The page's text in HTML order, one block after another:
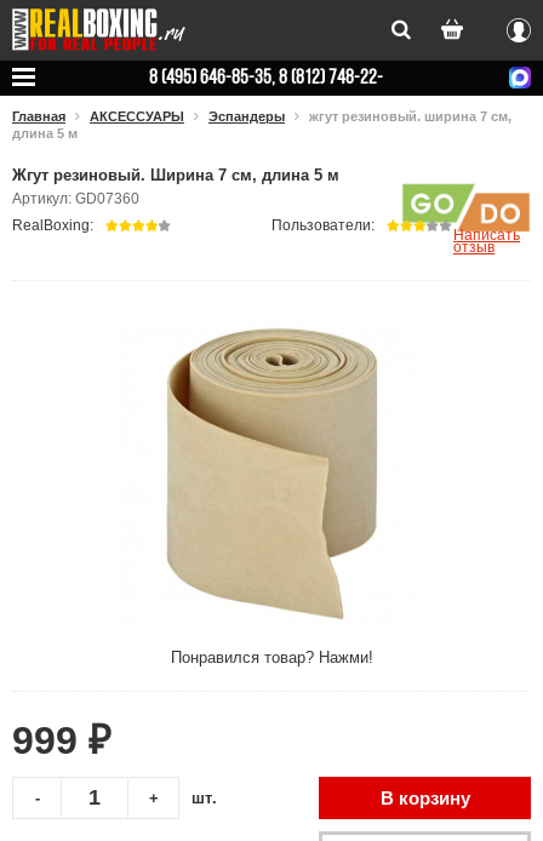
Вход
8 (495) 646-85-35, 8 (812) 748-22-
Главная АКСЕССУАРЫ Эспандеры
жгут резиновый. ширина 7 см,
длина 5 м
Жгут резиновый. Ширина 7 см, длина 5 м
Артикул: GD07360
Понравился товар? Нажми!
RealBoxing: Пользователи:
Написать
отзыв
999 ₽
+
- шт. В корзину